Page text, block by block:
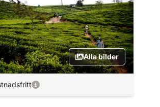
Alla bilder